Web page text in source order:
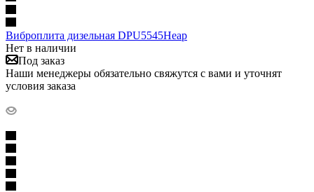
Виброплита дизельная DPU5545Heap
Нет в наличии
Под заказ
Наши менеджеры обязательно свяжутся с вами и уточнят
условия заказа